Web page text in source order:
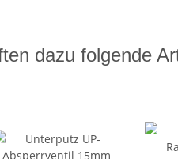
dazu folgende